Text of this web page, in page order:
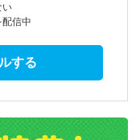
い
信中
する